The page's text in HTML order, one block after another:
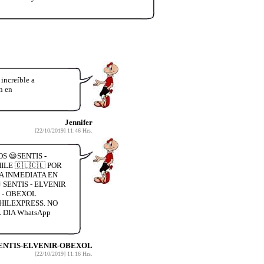
increíble a
en
Jennifer
[22/10/2019] 11:46 Hrs.
😃SENTIS -
CHILE 🇨🇱🇨🇱 POR
INMEDIATA EN
- ELVENIR
- OBEXOL
NO
DIA WhatsApp
ELVENIR-OBEXOL
[22/10/2019] 11:16 Hrs.